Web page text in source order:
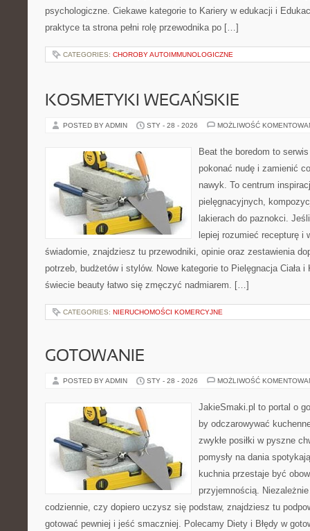
psychologiczne. Ciekawe kategorie to Kariery w edukacji i
praktyce ta strona pełni rolę przewodnika po […]
CATEGORIES: CHOROBY AUTOIMMUNOLOGICZNE
KOSMETYKI WEGAŃSKIE
POSTED BY ADMIN STY - 28 - 2026 MOŻLIWOŚĆ
Beat the boredom to
pokonać nudę i zamienić
nawyk. To centrum
pielęgnacyjnych,
lakierach do paznokci.
lepiej rozumieć recepturę i
świadomie, znajdziesz tu przewodniki, opinie oraz zestawienia
potrzeb, budżetów i stylów. Nowe kategorie to Pielęgnacja Ciała
świecie beauty łatwo się zmęczyć nadmiarem. […]
CATEGORIES: NIERUCHOMOŚCI KOMERCYJNE
GOTOWANIE
POSTED BY ADMIN STY - 28 - 2026 MOŻLIWOŚĆ
JakieSmaki.pl to portal o
by odczarowywać
zwykłe posiłki w pyszne
pomysły na dania
kuchnia przestaje być
przyjemnością.
codziennie, czy dopiero uczysz się podstaw, znajdziesz tu
gotować pewniej i jeść smaczniej. Polecamy Diety i Błędy w